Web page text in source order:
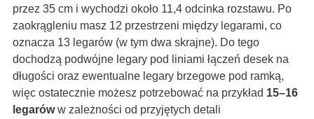
przez 35 cm i wychodzi około 11,4 odcinka rozstawu. Po
zaokrągleniu masz 12 przestrzeni między legarami, co
oznacza 13 legarów (w tym dwa skrajne). Do tego
dochodzą podwójne legary pod liniami łączeń desek na
długości oraz ewentualne legary brzegowe pod ramką,
więc ostatecznie możesz potrzebować na przykład 15–16
legaróww zależności od przyjętych detali